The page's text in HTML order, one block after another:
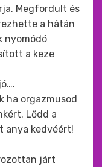
Megfordult és
a hátán
nyomódó
a keze
ha orgazmusod
Lődd a
anya kedvéért!
járt